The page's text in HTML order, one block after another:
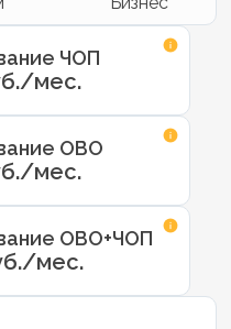
ЧОП
мес.
ОВО
мес.
ОВО+ЧОП
мес.